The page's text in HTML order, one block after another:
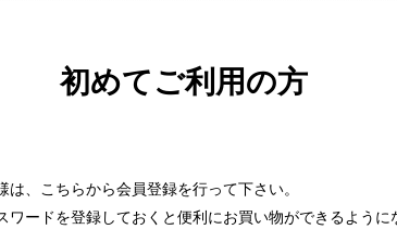
初めてご利用の方
は、こちらから会員登録を行って下さい。
ワードを登録しておくと便利にお買い物ができるように